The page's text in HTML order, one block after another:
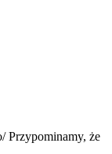
Przypominamy, że